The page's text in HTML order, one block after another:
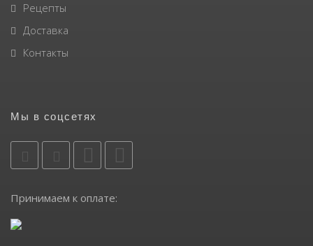
Рецепты
Доставка
Контакты
Мы в соцсетях
Принимаем к оплате: